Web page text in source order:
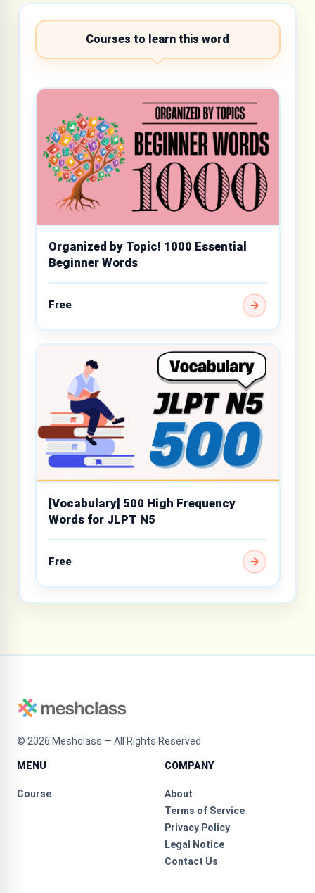
Courses to learn this word
Organized by Topic! 1000 Essential
Beginner Words
Free
[Vocabulary] 500 High Frequency
Words for JLPT N5
Free
© 2026 Meshclass — All Rights Reserved
MENU
Course
COMPANY
About
Terms of Service
Privacy Policy
Legal Notice
Contact Us